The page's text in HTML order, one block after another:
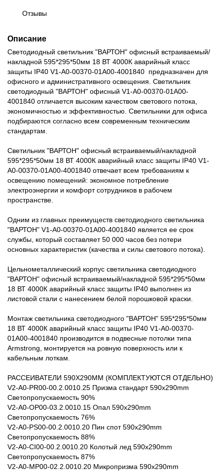
Отзывы
Описание
Светодиодный светильник "ВАРТОН" офисный встраиваемый/
накладной 595*295*50мм 18 ВТ 4000К аварийный класс
защиты IP40 V1-A0-00370-01A00-4001840 предназначен для
офисного и административного освещения. Светильник
светодиодный "ВАРТОН" офисный V1-A0-00370-01A00-
4001840 отличается высоким качеством светового потока,
экономичностью и эффективностью. Светильники для офиса
подбираются согласно всем современным техническим
стандартам.
Светильник "ВАРТОН" офисный встраиваемый/накладной
595*295*50мм 18 ВТ 4000К аварийный класс защиты IP40 V1-
A0-00370-01A00-4001840 отвечает всем требованиям к
освещению помещений: экономное потребление
электроэнергии и комфорт сотрудников в рабочем
пространстве.
Одним из главных преимуществ светодиодного светильника
"ВАРТОН" V1-A0-00370-01A00-4001840 является ее срок
службы, который составляет 50 000 часов без потери
основных характеристик (качества и силы светового потока).
Цельнометаллический корпус светильника светодиодного
"ВАРТОН" офисный встраиваемый/накладной 595*295*50мм
18 ВТ 4000К аварийный класс защиты IP40 выполнен из
листовой стали с нанесением белой порошковой краски.
Монтаж светильника светодиодного "ВАРТОН" 595*295*50мм
18 ВТ 4000К аварийный класс защиты IP40 V1-A0-00370-
01A00-4001840 производится в подвесные потолки типа
Armstrong, монтируется на ровную поверхность или к
кабельным лоткам.
РАССЕИВАТЕЛИ 590Х290MM (КОМПЛЕКТУЮТСЯ ОТДЕЛЬНО)
V2-A0-PR00-00.2.0010.25 Призма стандарт 590х290mm
Светопропускаемость 90%
V2-A0-OP00-03.2.0010.15 Опал 590х290mm
Светопропускаемость 76%
V2-A0-PS00-00.2.0010.20 Пин спот 590х290mm
Светопропускаемость 88%
V2-A0-CI00-00.2.0010.20 Колотый лед 590х290mm
Светопропускаемость 87%
V2-A0-MP00-02.2.0010.20 Микропризма 590х290mm